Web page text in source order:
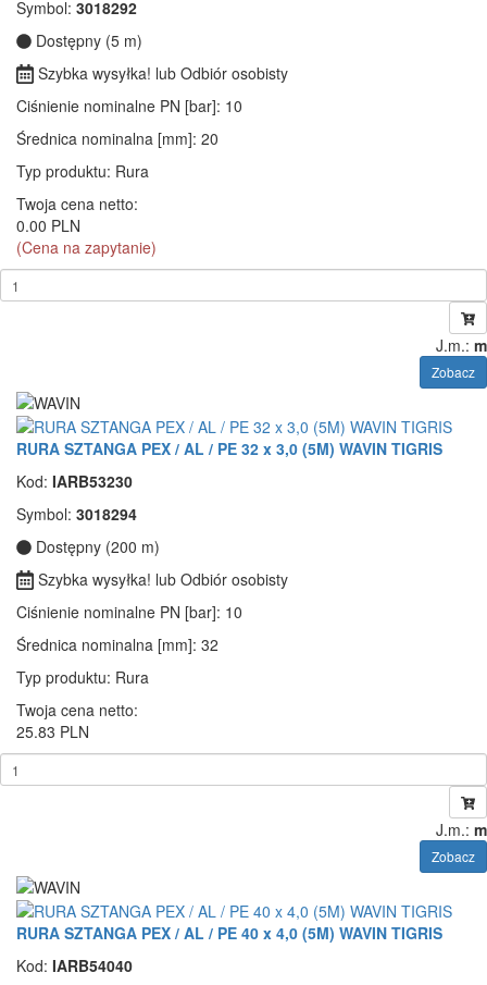
Symbol: 3018292
Dostępny (5 m)
Szybka wysyłka! lub Odbiór osobisty
Ciśnienie nominalne PN [bar]: 10
Średnica nominalna [mm]: 20
Typ produktu: Rura
Twoja cena netto:
0.00 PLN
(Cena na zapytanie)
J.m.: m
Zobacz
RURA SZTANGA PEX / AL / PE 32 x 3,0 (5M) WAVIN TIGRIS
Kod: IARB53230
Symbol: 3018294
Dostępny (200 m)
Szybka wysyłka! lub Odbiór osobisty
Ciśnienie nominalne PN [bar]: 10
Średnica nominalna [mm]: 32
Typ produktu: Rura
Twoja cena netto:
25.83 PLN
J.m.: m
Zobacz
RURA SZTANGA PEX / AL / PE 40 x 4,0 (5M) WAVIN TIGRIS
Kod: IARB54040